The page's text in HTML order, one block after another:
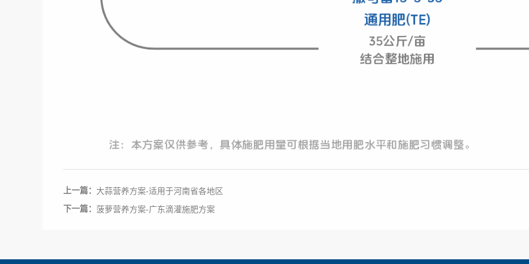
上一篇： 大蒜营养方案-适用于河南省各地区
下一篇： 菠萝营养方案-广东滴灌施肥方案